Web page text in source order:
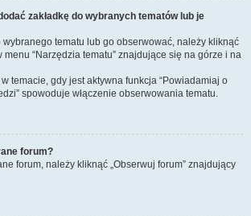
zakładkę do wybranych tematów lub je
wybranego tematu lub go obserwować, należy kliknąć
“Narzędzia tematu” znajdujące się na górze i na
temacie, gdy jest aktywna funkcja “Powiadamiaj o
spowoduje włączenie obserwowania tematu.
forum?
forum, należy kliknąć „Obserwuj forum” znajdujący